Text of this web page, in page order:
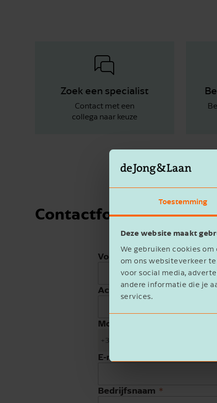
Toestemming
Deze website maakt
We gebruiken cookies
om ons websiteverkeer
voor social media,
andere informatie die je
services.
Zoek een specialist
Contact met een
collega naar keuze
Contact­formulier
Voornaam
Achternaam
Mobiele telefoon
+31
E-mailadres
Bedrijfsnaam